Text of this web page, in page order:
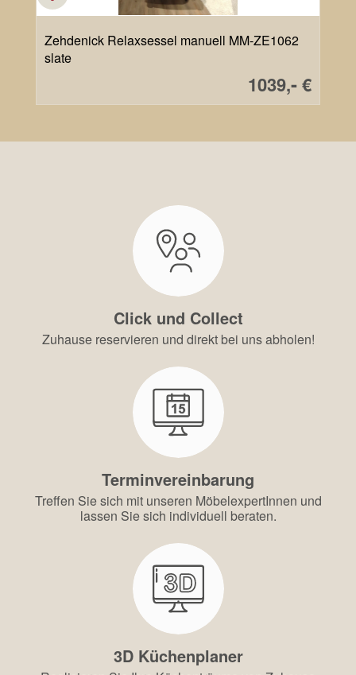
Zehdenick Relaxsessel manuell MM-ZE1062
slate
1039,-€
Click und Collect
Zuhause reservieren und direkt bei uns abholen!
Terminvereinbarung
Treffen Sie sich mit unseren MöbelexpertInnen und
lassen Sie sich individuell beraten.
3D Küchenplaner